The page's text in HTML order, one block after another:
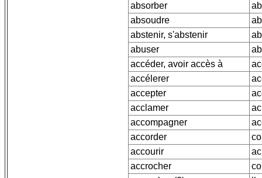
absorber
absoudre
abstenir, s'abstenir
abuser
accéder, avoir accès à
accélerer
accepter
acclamer
accompagner
accorder
accourir
accrocher